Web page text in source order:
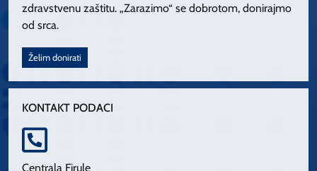
zdravstvenu zaštitu. „Zarazimo“ se dobrotom, donirajmo
od srca.
Želim donirati
KONTAKT PODACI
Centrala Firule